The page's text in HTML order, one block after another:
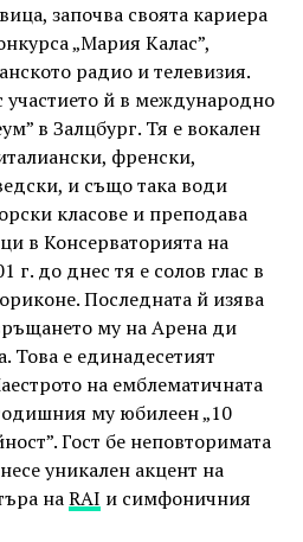
започва своята кариера
„Мария Калас”,
радио и телевизия.
участието й в международно
в Залцбург. Тя е вокален
френски,
и също така води
класове и преподава
в Консерваторията на
г. до днес тя е солов глас в
Последната й изява
му на Арена ди
Това е единадесетият
на емблематичната
му юбилеен „10
Гост бе неповторимата
уникален акцент на
наRAI и симфоничния